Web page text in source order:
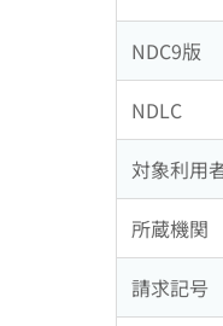
NDC9版
NDLC
対象利用
所蔵機関
請求記号